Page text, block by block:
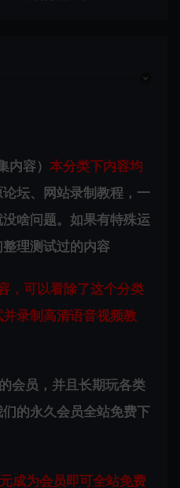
内容） 本分类下内容均
论坛、网站录制教程，一
啥问题。如果有特殊运
理测试过的内容
，可以看除了这个分类
录制高清语音视频教
会员，并且长期玩各类
的永久会员全站免费下
为会员即可全站免费